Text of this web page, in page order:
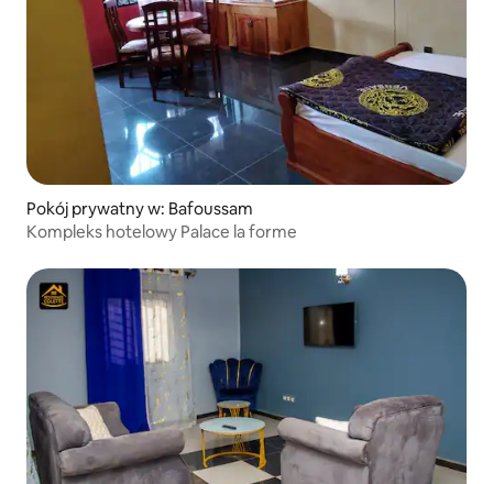
Pokój prywatny w: Bafoussam
Kompleks hotelowy Palace la forme